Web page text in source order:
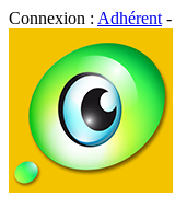
Connexion : Adhérent -